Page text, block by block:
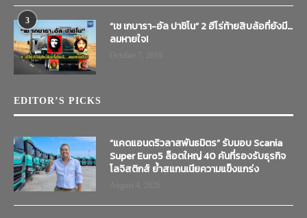
3
“เช เกบารา-อัล ปาชิโน” 2 ฮีโร่ท้ายสิบล้อที่ยังมี…
ลมหายใจ!
EDITOR’S PICKS
“แคดแอนดริวลาสพันธมิตร” รับมอบ Scania
Super Euro5 ล็อตใหญ่ 40 คันที่รองรับธุรกิจ
โลจิสติกส์ ย้ำสแกนเนียความแข็งแกร่ง